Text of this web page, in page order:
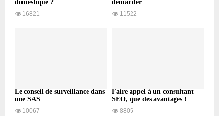
domestique ?
16821
demander
11522
Le conseil de surveillance dans
une SAS
10067
Faire appel à un consultant
SEO, que des avantages !
8805